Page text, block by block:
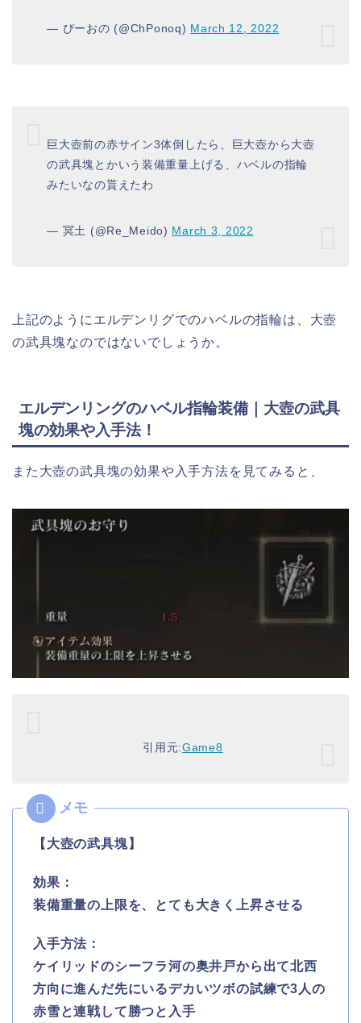
— ぴーおの (@ChPonoq) March 12, 2022
巨大壺前の赤サイン3体倒したら、巨大壺から大壺
の武具塊とかいう装備重量上げる、ハベルの指輪
みたいなの貰えたわ
— 冥土 (@Re_Meido) March 3, 2022
上記のようにエルデンリグでのハベルの指輪は、大壺
の武具塊なのではないでしょうか。
エルデンリングのハベル指輪装備｜大壺の武具
塊の効果や入手法！
また大壺の武具塊の効果や入手方法を見てみると、
引用元:Game8
【大壺の武具塊】
効果：
装備重量の上限を、とても大きく上昇させる
入手方法：
ケイリッドのシーフラ河の奥井戸から出て北西
方向に進んだ先にいるデカいツボの試練で3人の
赤雪と連戦して勝つと入手